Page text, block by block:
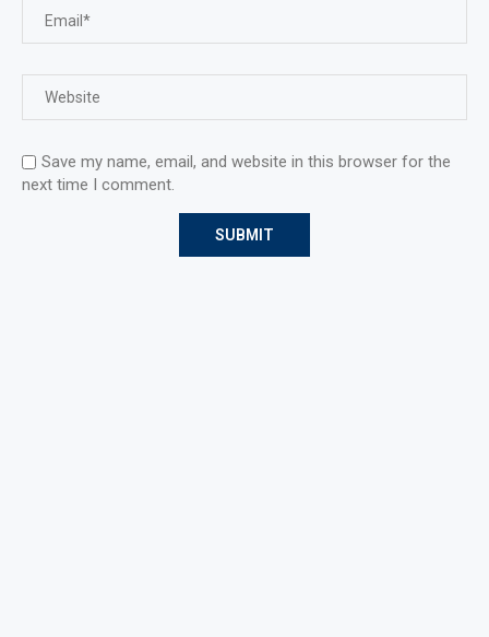
Save my name, email, and website in this browser for the
next time I comment.